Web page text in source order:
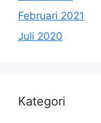
Februari 2021
Juli 2020
Kategori